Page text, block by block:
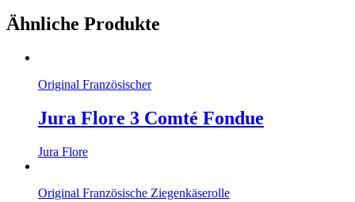
Ähnliche Produkte
Original Französischer
Jura Flore 3 Comté Fondue
Jura Flore
Original Französische Ziegenkäserolle